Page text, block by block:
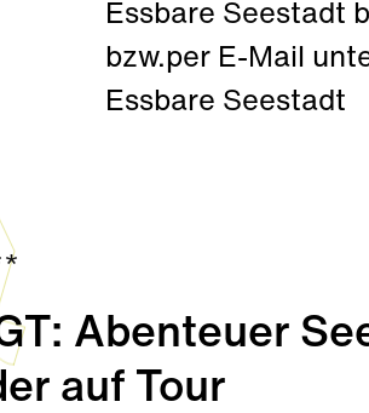
Essbare Seestadt
bzw.per E-Mail
Essbare Seestadt
Abenteuer
auf Tour